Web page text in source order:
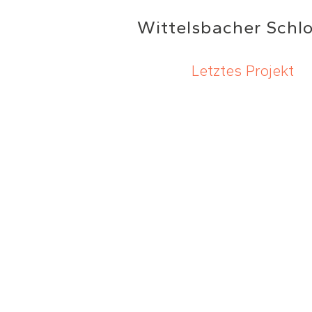
Wittelsbacher
Letztes Projekt